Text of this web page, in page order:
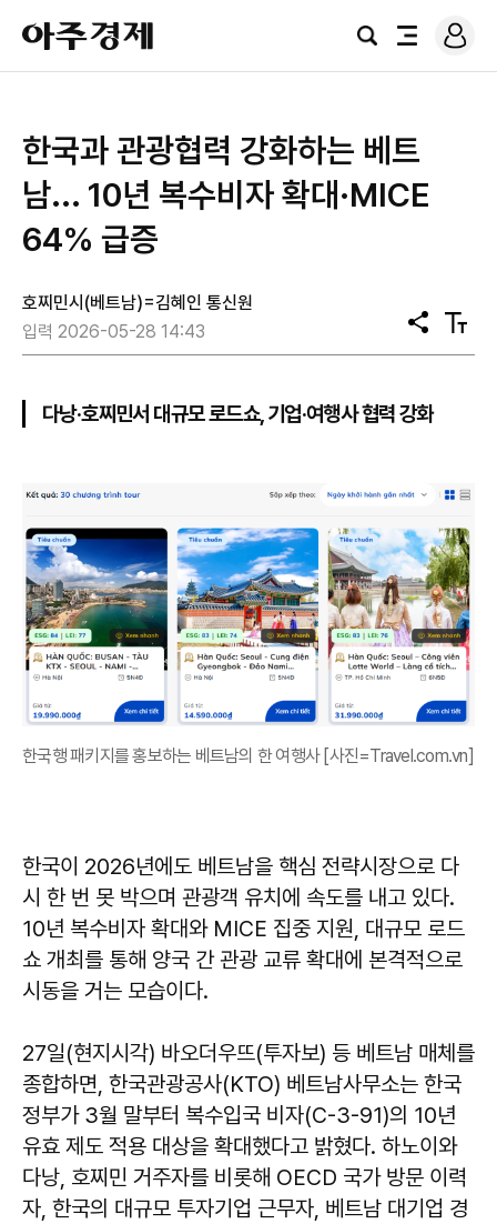
아
주
경
검
전
로
그
한국과 관광협력 강화하는 베트
남... 10년 복수비자 확대·MICE
64% 급증
호찌민시(베트남)=김혜인 통신원
입력 2026-05-28 14:43
공
유
텍
스
다낭·호찌민서 대규모 로드쇼, 기업·여행사 협력 강화
한국행 패키지를 홍보하는 베트남의 한 여행사 [사진=Travel.com.vn]
한국이 2026년에도 베트남을 핵심 전략시장으로 다
시 한 번 못 박으며 관광객 유치에 속도를 내고 있다.
10년 복수비자 확대와 MICE 집중 지원, 대규모 로드
쇼 개최를 통해 양국 간 관광 교류 확대에 본격적으로
시동을 거는 모습이다.
27일(현지시각) 바오더우뜨(투자보) 등 베트남 매체를
종합하면, 한국관광공사(KTO) 베트남사무소는 한국
정부가 3월 말부터 복수입국 비자(C-3-91)의 10년
유효 제도 적용 대상을 확대했다고 밝혔다. 하노이와
다낭, 호찌민 거주자를 비롯해 OECD 국가 방문 이력
자, 한국의 대규모 투자기업 근무자, 베트남 대기업 경